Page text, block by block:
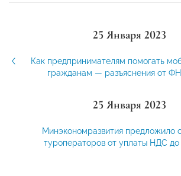
25 Января 2023
Как предпринимателям помогать
гражданам — разъяснения от
25 Января 2023
Минэкономразвития предложило
туроператоров от уплаты НДС до